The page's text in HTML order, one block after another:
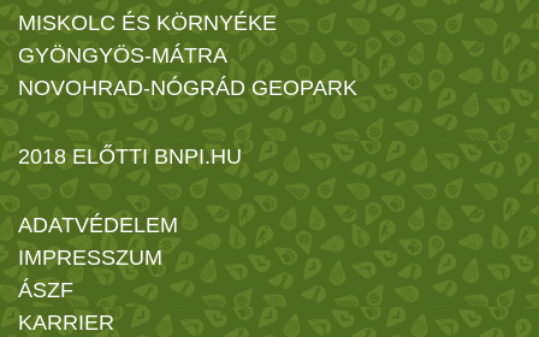
MISKOLC ÉS KÖRNYÉKE
GYÖNGYÖS-MÁTRA
NOVOHRAD-NÓGRÁD GEOPARK
2018 ELŐTTI BNPI.HU
ADATVÉDELEM
IMPRESSZUM
ÁSZF
KARRIER